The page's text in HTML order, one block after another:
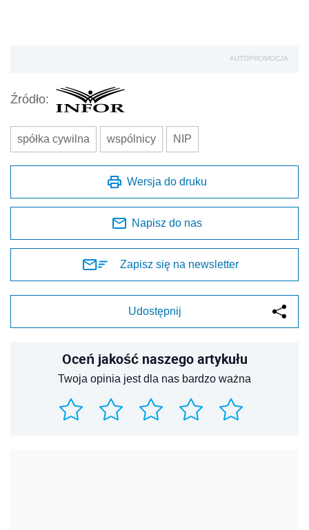
AUTOPROMOCJA
Źródło:
spółka cywilna wspólnicy NIP
Wersja do druku
Napisz do nas
Zapisz się na newsletter
Udostępnij
Oceń jakość naszego artykułu
Twoja opinia jest dla nas bardzo ważna